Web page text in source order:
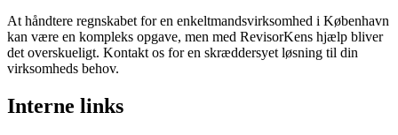
At håndtere regnskabet for en enkeltmandsvirksomhed i København
kan være en kompleks opgave, men med RevisorKens hjælp bliver
det overskueligt. Kontakt os for en skræddersyet løsning til din
virksomheds behov.
Interne links